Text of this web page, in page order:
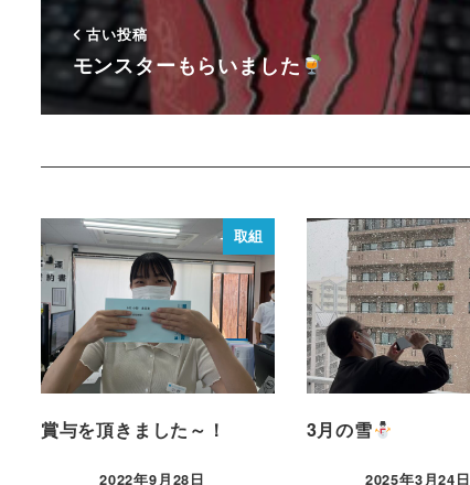
古い投稿
モンスターもらいました
取組
賞与を頂きました～！
2022年9月28日
3月の雪
2025年3月24日